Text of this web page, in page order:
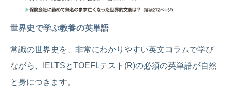
世界史で学ぶ教養の英単語
常識の世界史を、非常にわかりやすい英文コラムで学び
ながら、IELTSとTOEFLテスト(R)の必須の英単語が自然
と身につきます。